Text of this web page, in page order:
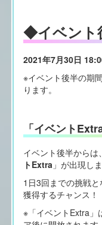
◆イベント
2021年7月30日
※イベント後半の期
ります。
「イベント
イベント後半から
トExtra」が出現し
1日3回までの挑戦
獲得するチャンス！
※「イベントExtra」